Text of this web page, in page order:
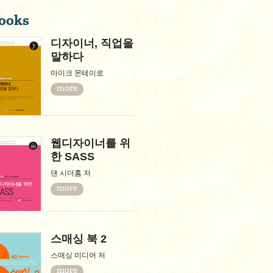
디자이너, 직업을
말하다
마이크 몬테이로
more
웹디자이너를 위
한 SASS
댄 시더홈 저
more
스매싱 북 2
스매싱 미디어 저
more